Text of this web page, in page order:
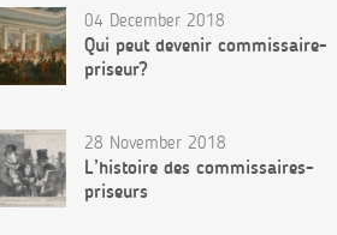
04 December 2018
Qui peut devenir commissaire-
priseur?
28 November 2018
L’histoire des commissaires-
priseurs